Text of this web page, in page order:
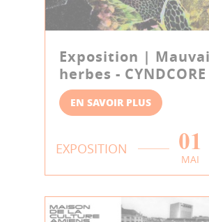
Exposition |
herbes - CYNDCORE
EN SAVOIR PLUS
EXPOSITION 01
MAI